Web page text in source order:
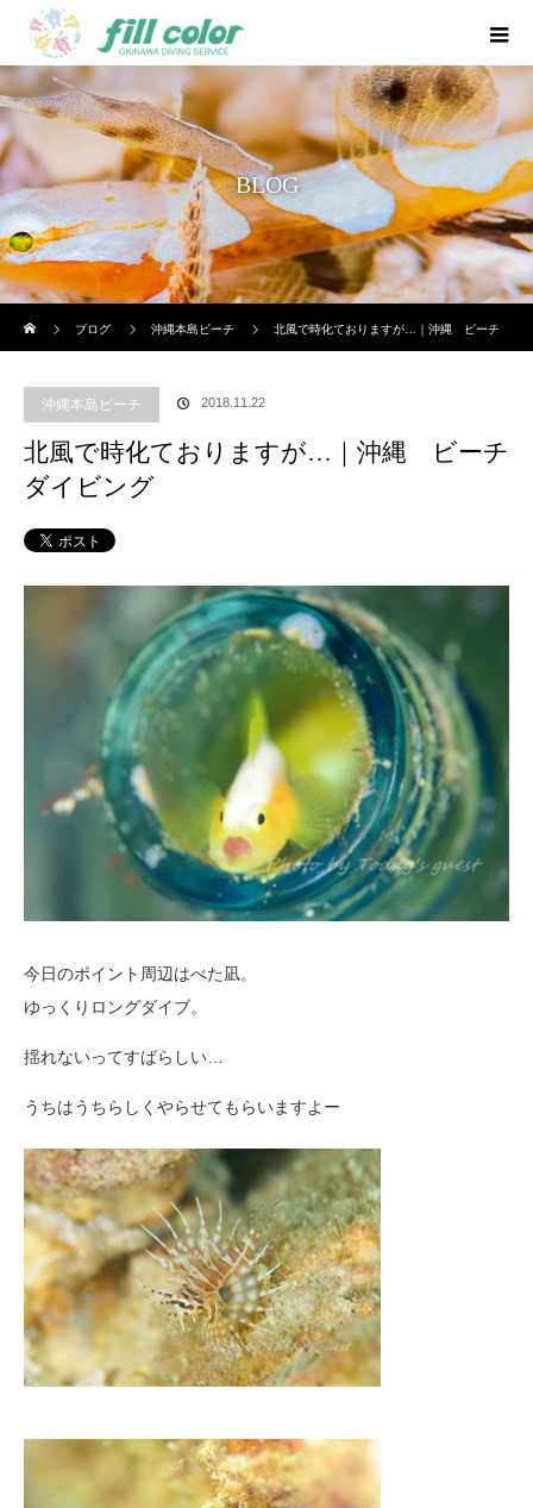
BLOG
ブログ
沖縄本島ビーチ 北風で時化ておりますが…｜沖縄 ビーチ
沖縄本島ビーチ 2018.11.22
北風で時化ておりますが…｜沖縄 ビーチ
ダイビング
今日のポイント周辺はべた凪。
ゆっくりロングダイブ。
揺れないってすばらしい…
うちはうちらしくやらせてもらいますよー